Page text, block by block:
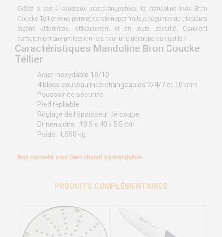
Grâce à ses 4 couteaux interchangeables, la mandoline inox Bron
Coucke Tellier vous permet de découper fruits et légumes de plusieurs
façons différentes, efficacement et en toute sécurité. Convient
parfaitement aux professionnels pour une découpe de qualité !
Caractéristiques Mandoline Bron Coucke
Tellier
Acier inoxydable 18/10.
4 blocs couteau interchangeables 2/4/7 et 10 mm.
Poussoir de sécurité.
Pied repliable.
Réglage de l'épaisseur de coupe.
Dimensions : 13.5 x 40 x 5.5 cm.
Poids : 1,590 kg.
Nos conseils pour bien choisir sa mandoline
PRODUITS COMPLÉMENTAIRES